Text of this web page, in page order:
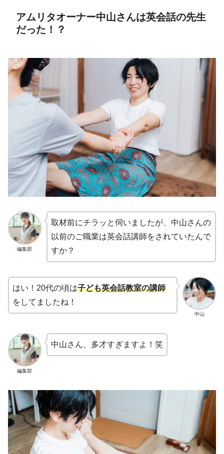
アムリタオーナー中山さんは英会話の先生
だった！？
編集部
取材前にチラッと伺いましたが、中山さんの
以前のご職業は英会話講師をされていたんで
すか？
中山
はい！20代の頃は子ども英会話教室の講師
をしてましたね！
編集部
中山さん、多才すぎますよ！笑